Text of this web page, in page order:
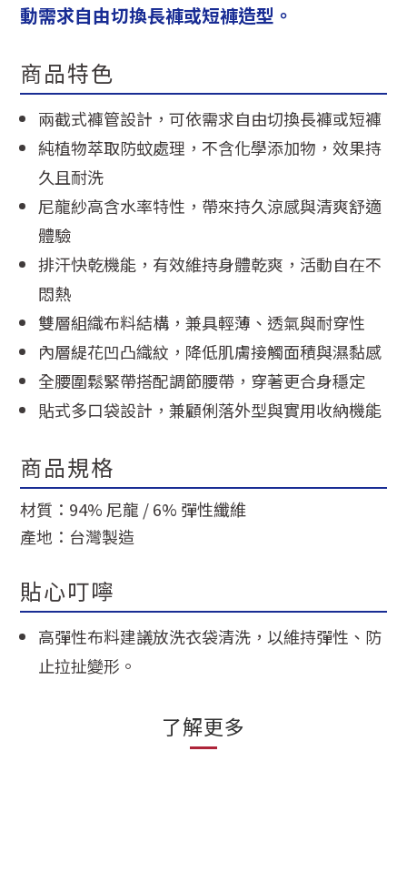
動需求自由切換長褲或短褲造型。
商品特色
兩截式褲管設計，可依需求自由切換長褲或短褲
純植物萃取防蚊處理，不含化學添加物，效果持
久且耐洗
尼龍紗高含水率特性，帶來持久涼感與清爽舒適
體驗
排汗快乾機能，有效維持身體乾爽，活動自在不
悶熱
雙層組織布料結構，兼具輕薄、透氣與耐穿性
內層緹花凹凸織紋，降低肌膚接觸面積與濕黏感
全腰圍鬆緊帶搭配調節腰帶，穿著更合身穩定
貼式多口袋設計，兼顧俐落外型與實用收納機能
商品規格
材質：94% 尼龍 / 6% 彈性纖維
產地：台灣製造
貼心叮嚀
高彈性布料建議放洗衣袋清洗，以維持彈性、防
止拉扯變形。
了解更多